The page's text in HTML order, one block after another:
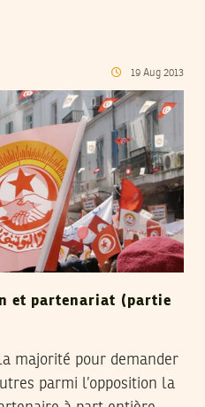
19 Aug 2013
et partenariat (partie
majorité pour demander
parmi l’opposition la